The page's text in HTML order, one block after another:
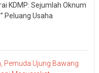
KDMP: Sejumlah Oknum
Peluang Usaha